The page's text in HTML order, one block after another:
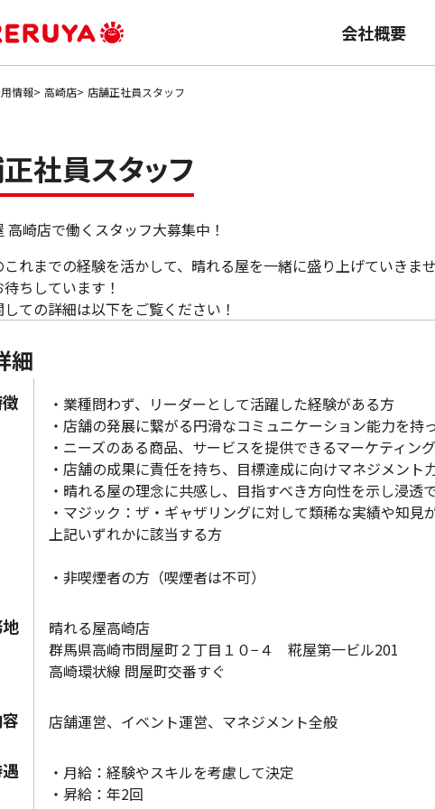
会社概要
情報 高崎店 店舗正社員スタッフ
社員スタッフ
高崎店で働くスタッフ大募集中！
これまでの経験を活かして、晴れる屋を一緒に盛り上げていきま
ちしています！
ての詳細は以下をご覧ください！
細
・業種問わず、リーダーとして活躍した経験がある方
・店舗の発展に繋がる円滑なコミュニケーション能力を持
・ニーズのある商品、サービスを提供できるマーケティン
・店舗の成果に責任を持ち、目標達成に向けマネジメント
・晴れる屋の理念に共感し、目指すべき方向性を示し浸透
・マジック：ザ・ギャザリングに対して類稀な実績や知見
上記いずれかに該当する方
・非喫煙者の方（喫煙者は不可）
晴れる屋高崎店
群馬県高崎市問屋町２丁目１０−４ 糀屋第一ビル201
高崎環状線 問屋町交番すぐ
店舗運営、イベント運営、マネジメント全般
・月給：経験やスキルを考慮して決定
・昇給：年2回